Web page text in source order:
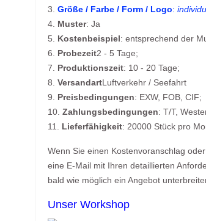
3. Größe / Farbe / Form / Logo:
4. Muster: Ja
5. Kostenbeispiel: entsprechend der
6. Probezeit2 - 5 Tage;
7. Produktionszeit: 10 - 20 Tage;
8. VersandartLuftverkehr / Seefahrt
9. Preisbedingungen: EXW, FOB, CIF;
10. Zahlungsbedingungen: T/T,
11. Lieferfähigkeit: 20000 Stück pro
Wenn Sie einen Kostenvoranschlag
eine E-Mail mit Ihren detaillierten
bald wie möglich ein Angebot
Unser Workshop